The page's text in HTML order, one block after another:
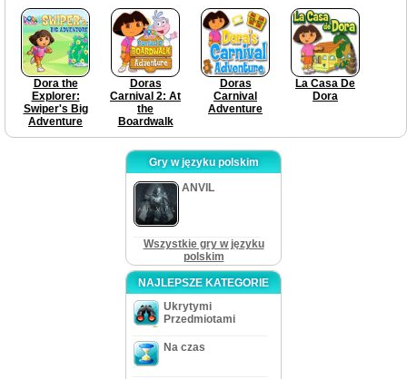
Dora the
Explorer:
Swiper's Big
Adventure
Doras
Carnival 2: At
the
Boardwalk
Doras
Carnival
Adventure
La Casa De
Dora
Gry w języku polskim
ANVIL
Wszystkie gry w języku
polskim
NAJLEPSZE KATEGORIE
Ukrytymi
Przedmiotami
Na czas